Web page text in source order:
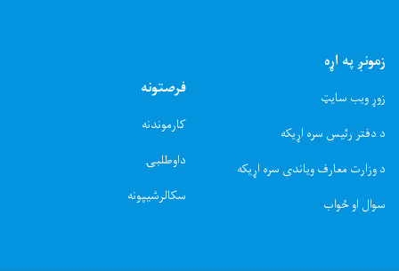
زمونږ په اړه
زوړ ویب سایټ
د دفتر رئیس سره اړیکه
د وزارت معارف ویاندی سره اړیکه
سوال او ځواب
فرصتونه
کارموندنه
داوطلبۍ
سکالرشیپونه